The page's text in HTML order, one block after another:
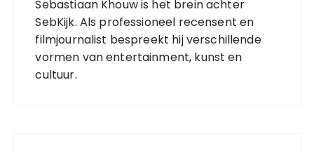
Sebastiaan Khouw is het brein achter
SebKijk. Als professioneel recensent en
filmjournalist bespreekt hij verschillende
vormen van entertainment, kunst en
cultuur.